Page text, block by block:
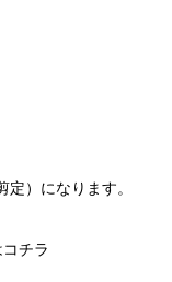
）になります。
チラ